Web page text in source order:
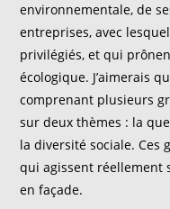
environnementale, de
entreprises, avec
privilégiés, et qui
écologique. J’aimerais
comprenant plusieurs
sur deux thèmes : la
la diversité sociale. Ces
qui agissent réellement
en façade.